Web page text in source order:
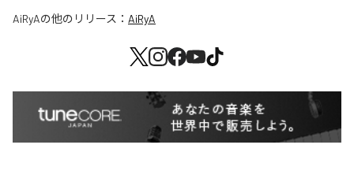
AiRyAの他のリリース： AiRyA